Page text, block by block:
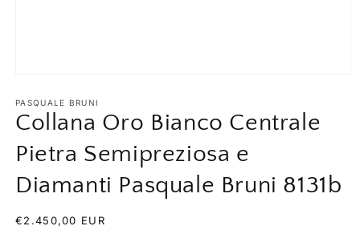
multimediali
1
in
modale
PASQUALE BRUNI
Collana Oro Bianco Centrale
Pietra Semipreziosa e
Diamanti Pasquale Bruni 8131b
Prezzo
€2.450,00 EUR